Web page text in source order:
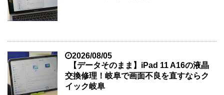
2026/08/05
【データそのまま】iPad 11 A16の液晶
交換修理！岐阜で画面不良を直すならク
イック岐阜